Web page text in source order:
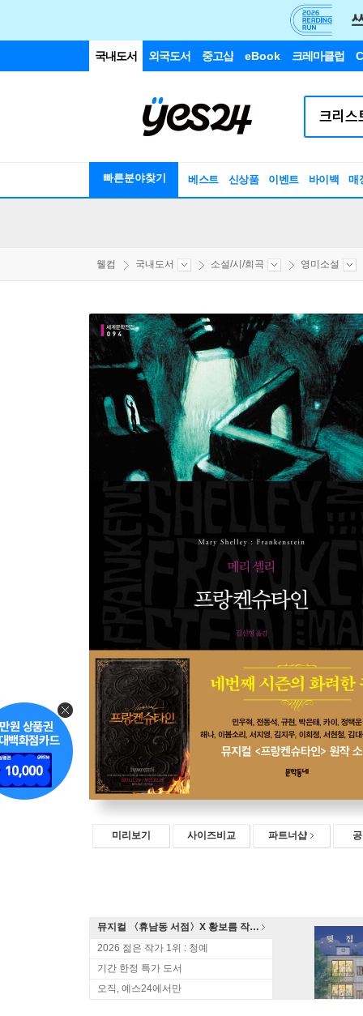
국내도서 외국도서 중고샵 eBook 크레마클럽
빠른분야찾기 베스트 신상품 이벤트 바이백 매
웰컴 국내도서 소설/시/희곡 영미소설
미리보기 사이즈비교 파트너샵
뮤지컬 〈휴남동 서점〉X 황보름 작가 북토크
2026 젊은 작가 1위 : 청예
기간 한정 특가 도서
오직, 예스24에서만